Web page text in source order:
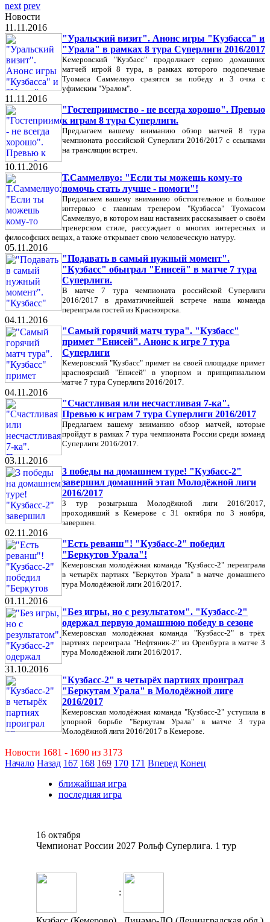
next prev
Новости
11.11.2016
"Уральский визит". Анонс игры "Кузбасса" и
"Урала" в рамках 8 тура Суперлиги 2016/2017
Кемеровский "Кузбасс" продолжает серию домашних
матчей игрой 8 тура, в рамках которого подопечные
Туомаса Саммелвуо сразятся за победу и 3 очка с
уфимским "Уралом".
11.11.2016
"Гостеприимство - не всегда хорошо". Превью
к играм 8 тура Суперлиги.
Предлагаем вашему вниманию обзор матчей 8 тура
чемпионата российской Суперлиги 2016/2017 с ссылками
на трансляции встреч.
10.11.2016
Т.Саммелвуо: "Если ты можешь кому-то
помочь стать лучше - помоги"!
Предлагаем вашему вниманию обстоятельное и большое
интервью с главным тренером "Кузбасса" Туомасом
Саммелвуо, в котором наш наставник рассказывает о своём
тренерском стиле, рассуждает о многих интересных и
философских вещах, а также открывает свою человеческую натуру.
05.11.2016
"Подавать в самый нужный момент".
"Кузбасс" обыграл "Енисей" в матче 7 тура
Суперлиги.
В матче 7 тура чемпионата российской Суперлиги
2016/2017 в драматичнейшей встрече наша команда
переиграла гостей из Красноярска.
04.11.2016
"Самый горячий матч тура". "Кузбасс"
примет "Енисей". Анонс к игре 7 тура
Суперлиги
Кемеровский "Кузбасс" примет на своей площадке примет
красноярский "Енисей" в упорном и принципиальном
матче 7 тура Суперлиги 2016/2017.
04.11.2016
"Счастливая или несчастливая 7-ка".
Превью к играм 7 тура Суперлиги 2016/2017
Предлагаем вашему вниманию обзор матчей, которые
пройдут в рамках 7 тура чемпионата России среди команд
Суперлиги 2016/2017.
03.11.2016
3 победы на домашнем туре! "Кузбасс-2"
завершил домашний этап Молодёжной лиги
2016/2017
3 тур розыгрыша Молодёжной лиги 2016/2017,
проходивший в Кемерове с 31 октября по 3 ноября,
завершен.
02.11.2016
"Есть реванш"! "Кузбасс-2" победил
"Беркутов Урала"!
Кемеровская молодёжная команда "Кузбасс-2" переиграла
в четырёх партиях "Беркутов Урала" в матче домашнего
тура Молодёжной лиги 2016/2017.
01.11.2016
"Без игры, но с результатом". "Кузбасс-2"
одержал первую домашнюю победу в сезоне
Кемеровская молодёжная команда "Кузбасс-2" в трёх
партиях переиграла "Нефтяник-2" из Оренбурга в матче 3
тура Молодёжной лиги 2016/2017.
31.10.2016
"Кузбасс-2" в четырёх партиях проиграл
"Беркутам Урала" в Молодёжной лиге
2016/2017
Кемеровская молодёжная команда "Кузбасс-2" уступила в
упорной борьбе "Беркутам Урала" в матче 3 тура
Молодёжной лиги 2016/2017 в Кемерове.
Новости 1681 - 1690 из 3173
Начало Назад 167 168 169 170 171 Вперед Конец
ближайшая игра
последняя игра
16 октября
Чемпионат России 2027 Рольф Суперлига. 1 тур
: